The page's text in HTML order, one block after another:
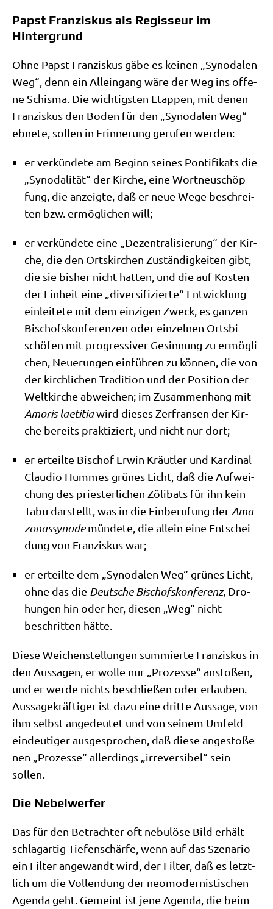
Papst Franziskus als Regisseur im
Hintergrund
Ohne Papst Fran­zis­kus gäbe es kei­nen „Syn­oda­len
Weg“, denn ein Allein­gang wäre der Weg ins offe­
ne Schis­ma. Die wich­tig­sten Etap­pen, mit denen
Fran­zis­kus den Boden für den „Syn­oda­len Weg“
ebne­te, sol­len in Erin­ne­rung geru­fen werden:
er ver­kün­de­te am Beginn sei­nes Pon­ti­fi­kats die
„Syn­oda­li­tät“ der Kir­che, eine Wort­neu­schöp­
fung, die anzeig­te, daß er neue Wege beschrei­
ten bzw. ermög­li­chen will;
er ver­kün­de­te eine „Dezen­tra­li­sie­rung“ der Kir­
che, die den Orts­kir­chen Zustän­dig­kei­ten gibt,
die sie bis­her nicht hat­ten, und die auf Kosten
der Ein­heit eine „diver­si­fi­zier­te“ Ent­wick­lung
ein­lei­te­te mit dem ein­zi­gen Zweck, es gan­zen
Bischofs­kon­fe­ren­zen oder ein­zel­nen Orts­bi­
schö­fen mit pro­gres­si­ver Gesin­nung zu ermög­li­
chen, Neue­run­gen ein­füh­ren zu kön­nen, die von
der kirch­li­chen Tra­di­ti­on und der Posi­ti­on der
Welt­kir­che abwei­chen; im Zusam­men­hang mit
Amo­ris lae­ti­tiawird die­ses Zer­fran­sen der Kir­
che bereits prak­ti­ziert, und nicht nur dort;
er erteil­te Bischof Erwin Kräut­ler und Kar­di­nal
Clau­dio Hum­mes grü­nes Licht, daß die Auf­wei­
chung des prie­ster­li­chen Zöli­bats für ihn kein
Tabu dar­stellt, was in die Ein­be­ru­fung derAma­
zo­nas­syn­odemün­de­te, die allein eine Ent­schei­
dung von Fran­zis­kus war;
er erteil­te dem „Syn­oda­len Weg“ grü­nes Licht,
ohne das die Deut­sche Bischofs­kon­fe­renz, Dro­
hun­gen hin oder her, die­sen „Weg“ nicht
beschrit­ten hätte.
Die­se Wei­chen­stel­lun­gen sum­mier­te Fran­zis­kus in
den Aus­sa­gen, er wol­le nur „Pro­zes­se“ ansto­ßen,
und er wer­de nichts beschlie­ßen oder erlau­ben.
Aus­sa­ge­kräf­ti­ger ist dazu eine drit­te Aus­sa­ge, von
ihm selbst ange­deu­tet und von sei­nem Umfeld
ein­deu­ti­ger aus­ge­spro­chen, daß die­se ange­sto­ße­
nen „Pro­zes­se“ aller­dings „irrever­si­bel“ sein
sollen.
Die Nebelwerfer
Das für den Betrach­ter oft nebu­lö­se Bild erhält
schlag­ar­tig Tie­fen­schär­fe, wenn auf das Sze­na­rio
ein Fil­ter ange­wandt wird, der Fil­ter, daß es letzt­
lich um die Voll­endung der neo­mo­der­ni­sti­schen
Agen­da geht. Gemeint ist jene Agen­da, die beim